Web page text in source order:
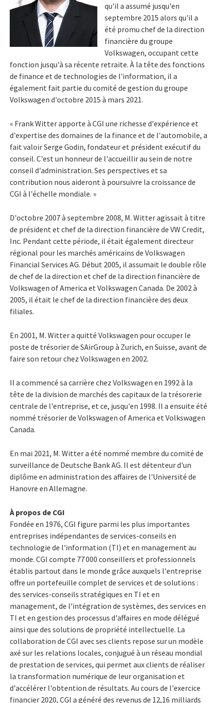
qu'il a assumé jusqu'en
septembre 2015 alors qu'il a
été promu chef de la direction
financière du groupe
Volkswagen, occupant cette
fonction jusqu'à sa récente retraite. À la tête des fonctions
de finance et de technologies de l'information, il a
également fait partie du comité de gestion du groupe
Volkswagen d'octobre 2015 à mars 2021.
« Frank Witter apporte à CGI une richesse d'expérience et
d'expertise des domaines de la finance et de l'automobile, a
fait valoirSerge Godin, fondateur et président exécutif du
conseil. C'est un honneur de l'accueillir au sein de notre
conseil d'administration. Ses perspectives et sa
contribution nous aideront à poursuivre la croissance de
CGI à l'échelle mondiale. »
D'octobre 2007 à septembre 2008, M. Witter agissait à titre
de président et chef de la direction financière de VW Credit,
Inc. Pendant cette période, il était également directeur
régional pour les marchés américains de Volkswagen
Financial Services AG. Début 2005, il assumait le double rôle
de chef de la direction et chef de la direction financière de
Volkswagen of America et Volkswagen Canada. De 2002 à
2005, il était le chef de la direction financière des deux
filiales.
En 2001, M. Witter a quitté Volkswagen pour occuper le
poste de trésorier de SAirGroup à Zurich, en Suisse, avant de
faire son retour chez Volkswagen en 2002.
Il a commencé sa carrière chez Volkswagen en 1992 à la
tête de la division de marchés des capitaux de la trésorerie
centrale de l'entreprise, et ce, jusqu'en 1998. Il a ensuite été
nommé trésorier de Volkswagen of America et Volkswagen
Canada.
En mai 2021, M. Witter a été nommé membre du comité de
surveillance de Deutsche Bank AG. Il est détenteur d'un
diplôme en administration des affaires de l'Université de
Hanovre en Allemagne.
À propos de CGI
Fondée en 1976, CGI figure parmi les plus importantes
entreprises indépendantes de services-conseils en
technologie de l'information (TI) et en management au
monde. CGI compte 77 000 conseillers et professionnels
établis partout dans le monde grâce auxquels l'entreprise
offre un portefeuille complet de services et de solutions :
des services-conseils stratégiques en TI et en
management, de l'intégration de systèmes, des services en
TI et en gestion des processus d'affaires en mode délégué
ainsi que des solutions de propriété intellectuelle. La
collaboration de CGI avec ses clients repose sur un modèle
axé sur les relations locales, conjugué à un réseau mondial
de prestation de services, qui permet aux clients de réaliser
la transformation numérique de leur organisation et
d'accélérer l'obtention de résultats. Au cours de l'exercice
financier 2020, CGI a généré des revenus de 12,16 milliards